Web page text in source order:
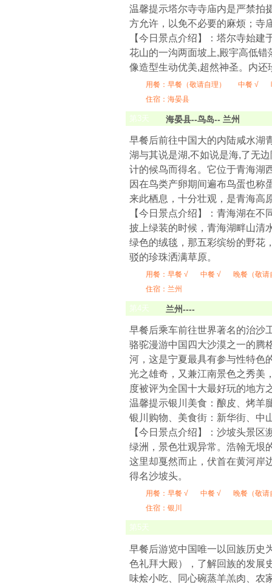
温馨提示塔尔寺寺庙内是严禁拍
方允许，以免不必要的麻烦；寺
【今日景点介绍】：塔尔寺始
花山的一沟两面坡上,殿宇高低
像造型生动优美,超然神圣。内
用餐： 早餐（敬请自理） 中餐 √
住宿：海晏县
第3天 海晏县--鸟岛-- 兰州
早餐后前往中国大的内陆咸水湖
湖与其说是湖,不如说是海,了无
计的候鸟而得名。它位于青海湖
因在鸟类产卵期间遍布鸟蛋也称
来此栖息，十分壮观，是青海高
【今日景点介绍】：青海湖在
披上绿装的时候，青海湖畔山清
绿色的绒毯，那五彩缤纷的野花
驳的珍珠洒满草原。
用餐： 早餐 √ 中餐 √
晚餐（敬请
住宿：兰州
第4天 兰州----
早餐后乘车前往世界著名的治
骆驼漫游中国四大沙漠之一的
河，这是宁夏最具有参与性特色
光之雄奇，又兼江南景色之秀美
度被评为全国十大最好玩的地方
温馨提示银川美食：酿皮、烤羊
银川购物、美食街：新华街、中
【今日景点介绍】：沙坡头景
绿洲，景色壮观异常。浩翰无垠
这里却戛然而止，伏首在黄河岸
得名沙坡头。
用餐： 早餐 √ 中餐 √
晚餐（敬请
住宿：银川
第5天
早餐后游览中国唯一以回族历史
色礼拜大殿），了解回族的发展
味烩小吃、同心碗蒸羊羔肉、农